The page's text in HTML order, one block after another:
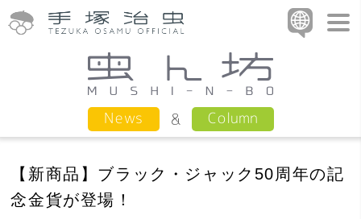
News Column
【新商品】ブラック・ジャック50周年の記
念金貨が登場！